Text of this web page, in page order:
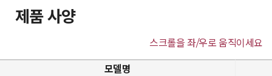
제품 사양
스크롤을 좌/우로 움직이세요
모델명